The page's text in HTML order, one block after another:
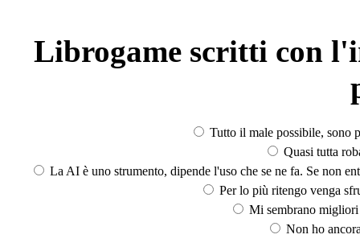
Librogame scritti con
Tutto il male possibile, sono
Quasi tutta
La AI è uno strumento, dipende l'uso che se ne fa. Se non
Per lo più ritengo venga
Mi sembrano
Non ho